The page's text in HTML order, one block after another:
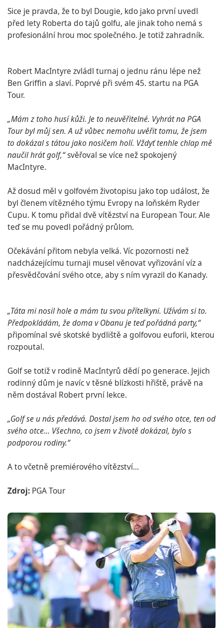
Sice je pravda, že to byl Dougie, kdo jako první uvedl
před lety Roberta do tajů golfu, ale jinak toho nemá s
profesionální hrou moc společného. Je totiž zahradník.
Robert MacIntyre zvládl turnaj o jednu ránu lépe než
Ben Griffin a slaví. Poprvé při svém 45. startu na PGA
Tour.
„Mám z toho husí kůži. Je to neuvěřitelné. Vyhrát na PGA
Tour byl můj sen. A už vůbec nemohu uvěřit tomu, že jsem
to dokázal s tátou jako nosičem holí. Vždyť tenhle chlap mě
naučil hrát golf,“svěřoval se více než spokojený
MacIntyre.
Až dosud měl v golfovém životopisu jako top událost, že
byl členem vítězného týmu Evropy na loňském Ryder
Cupu. K tomu přidal dvě vítězství na European Tour. Ale
teď se mu povedl pořádný průlom.
Očekávání přitom nebyla velká. Víc pozornosti než
nadcházejícímu turnaji musel věnovat vyřizování víz a
přesvědčování svého otce, aby s ním vyrazil do Kanady.
„Táta mi nosil hole a mám tu svou přítelkyni. Užívám si to.
Předpokládám, že doma v Obanu je teď pořádná party,“
připomínal své skotské bydliště a golfovou euforii, kterou
rozpoutal.
Golf se totiž v rodině MacIntyrů dědí po generace. Jejich
rodinný dům je navíc v těsné blízkosti hřiště, právě na
něm dostával Robert první lekce.
„Golf se u nás předává. Dostal jsem ho od svého otce, ten od
svého otce... Všechno, co jsem v životě dokázal, bylo s
podporou rodiny.“
A to včetně premiérového vítězství...
Zdroj: PGA Tour